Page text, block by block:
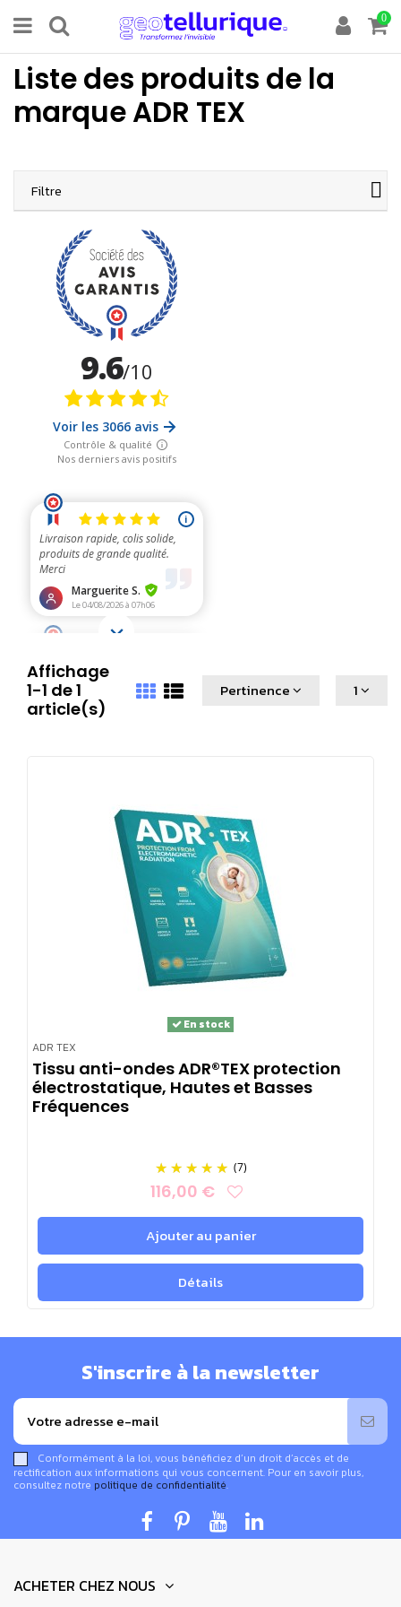
0
Liste des produits de la
marque ADR TEX
Filtre
Affichage
1-1 de 1
article(s)
Pertinence 1
ADR TEX
En stock
Tissu anti-ondes ADR®TEX protection
électrostatique, Hautes et Basses
Fréquences
(7)
116,00 €
Ajouter au panier
Détails
S'inscrire à la newsletter
Conformément à la loi, vous bénéficiez d’un droit d’accès et de
rectification aux informations qui vous concernent. Pour en savoir plus,
consultez notre politique de confidentialité.
ACHETER CHEZ NOUS